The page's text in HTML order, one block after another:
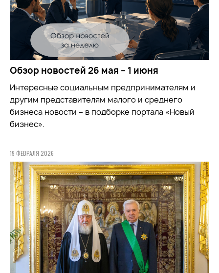
Обзор новостей 26 мая – 1 июня
Интересные социальным предпринимателям и
другим представителям малого и среднего
бизнеса новости – в подборке портала «Новый
бизнес».
19 ФЕВРАЛЯ 2026